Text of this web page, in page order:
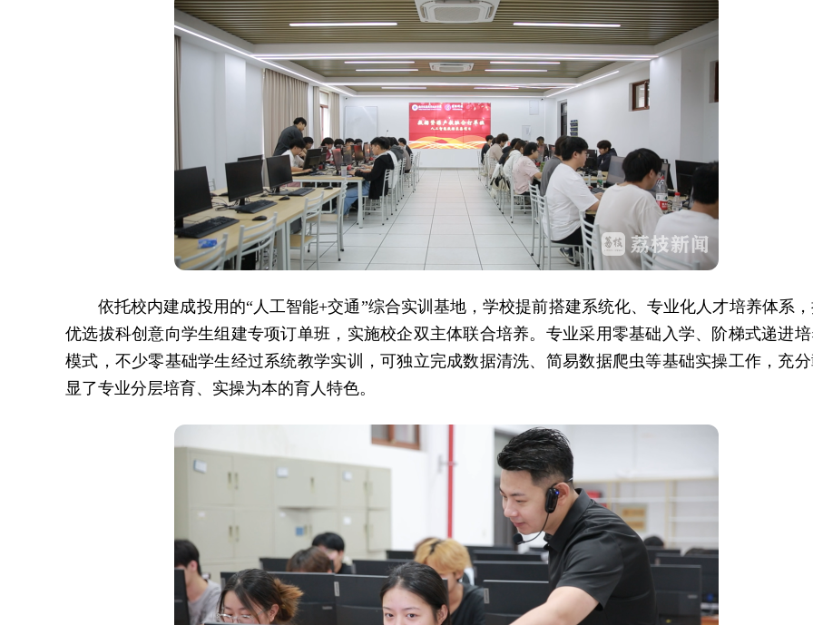
依托校内建成投用的“人工智能+交通”综合实训基地，学校提前搭建系统化、专业化人才培养体系
优选拔科创意向学生组建专项订单班，实施校企双主体联合培养。专业采用零基础入学、阶梯式递进
模式，不少零基础学生经过系统教学实训，可独立完成数据清洗、简易数据爬虫等基础实操工作，充
显了专业分层培育、实操为本的育人特色。